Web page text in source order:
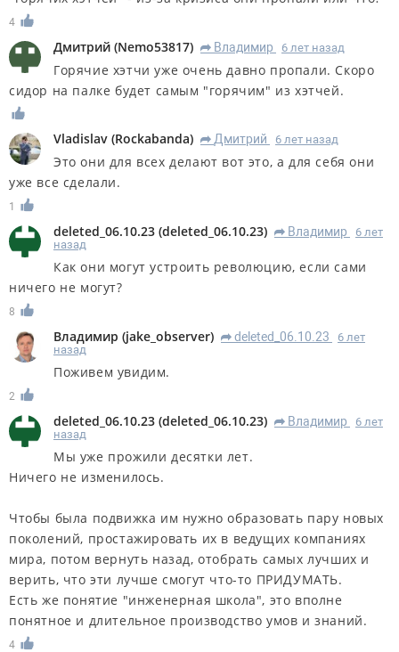
4
Дмитрий (Nemo53817) R Владимир 6 лет назад
Горячие хэтчи уже очень давно пропали. Скоро
сидор на палке будет самым "горячим" из хэтчей.
Vladislav (Rockabanda) R Дмитрий 6 лет назад
Это они для всех делают вот это, а для себя они
уже все сделали.
1
deleted_06.10.23 (deleted_06.10.23) R Владимир
6 лет
назад
Как они могут устроить революцию, если сами
ничего не могут?
8
Владимир (jake_observer) R deleted_06.10.23
6 лет
назад
Поживем увидим.
2
deleted_06.10.23 (deleted_06.10.23) R Владимир
6 лет
назад
Мы уже прожили десятки лет.
Ничего не изменилось.
Чтобы была подвижка им нужно образовать пару новых
поколений, простажировать их в ведущих компаниях
мира, потом вернуть назад, отобрать самых лучших и
верить, что эти лучше смогут что-то ПРИДУМАТЬ.
Есть же понятие "инженерная школа", это вполне
понятное и длительное производство умов и знаний.
4